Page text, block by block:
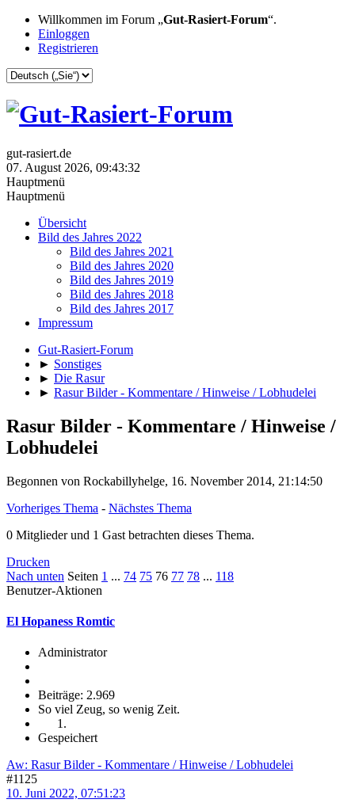
Willkommen im Forum „Gut-Rasiert-Forum“.
Einloggen
Registrieren
gut-rasiert.de
07. August 2026, 09:43:32
Hauptmenü
Hauptmenü
Übersicht
Bild des Jahres 2022
Bild des Jahres 2021
Bild des Jahres 2020
Bild des Jahres 2019
Bild des Jahres 2018
Bild des Jahres 2017
Impressum
Gut-Rasiert-Forum
► Sonstiges
► Die Rasur
► Rasur Bilder - Kommentare / Hinweise / Lobhudelei
Rasur Bilder - Kommentare / Hinweise /
Lobhudelei
Begonnen von Rockabillyhelge, 16. November 2014, 21:14:50
Vorheriges Thema - Nächstes Thema
0 Mitglieder und 1 Gast betrachten dieses Thema.
Drucken
Nach unten Seiten 1 ... 74 75 76 77 78 ... 118
Benutzer-Aktionen
El Hopaness Romtic
Administrator
Beiträge: 2.969
So viel Zeug, so wenig Zeit.
Gespeichert
Aw: Rasur Bilder - Kommentare / Hinweise / Lobhudelei
#1125
10. Juni 2022, 07:51:23